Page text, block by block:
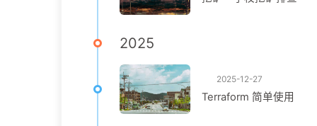
2025
2025-12-27
Terraform 简单使用